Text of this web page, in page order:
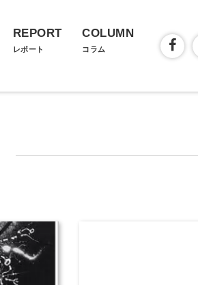
REPORT
レポート
COLUMN
コラム